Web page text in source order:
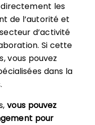
les
de l’autorité et
d’activité
Si cette
vous pouvez
dans la
vous pouvez
pour